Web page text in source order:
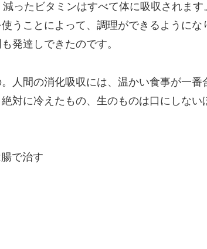
ったビタミンはすべて体に吸収されます
うことによって、調理ができるようにな
発達しできたのです。
人間の消化吸収には、温かい食事が一番
対に冷えたもの、生のものは口にしない
で治す